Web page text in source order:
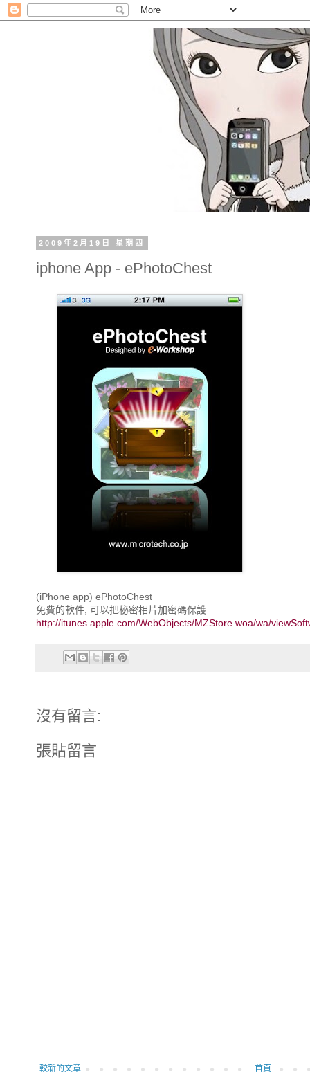
2009年2月19日 星期四
iphone App - ePhotoChest
(iPhone app) ePhotoChest
免費的軟件, 可以把秘密相片加密碼保護
http://itunes.apple.com/WebObjects/MZStore.woa/wa/
沒有留言:
張貼留言
較新的文章 首頁